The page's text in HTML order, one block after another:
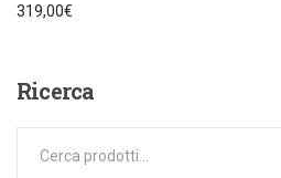
319,00€
Ricerca